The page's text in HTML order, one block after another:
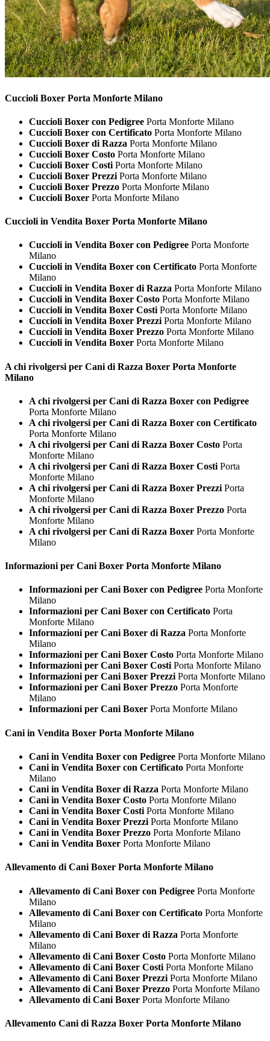
Cuccioli Boxer Porta Monforte Milano
Cuccioli Boxer con Pedigree Porta Monforte Milano
Cuccioli Boxer con Certificato Porta Monforte Milano
Cuccioli Boxer di Razza Porta Monforte Milano
Cuccioli Boxer Costo Porta Monforte Milano
Cuccioli Boxer Costi Porta Monforte Milano
Cuccioli Boxer Prezzi Porta Monforte Milano
Cuccioli Boxer Prezzo Porta Monforte Milano
Cuccioli Boxer Porta Monforte Milano
Cuccioli in Vendita Boxer Porta Monforte Milano
Cuccioli in Vendita Boxer con Pedigree Porta Monforte
Milano
Cuccioli in Vendita Boxer con Certificato Porta Monforte
Milano
Cuccioli in Vendita Boxer di Razza Porta Monforte Milano
Cuccioli in Vendita Boxer Costo Porta Monforte Milano
Cuccioli in Vendita Boxer Costi Porta Monforte Milano
Cuccioli in Vendita Boxer Prezzi Porta Monforte Milano
Cuccioli in Vendita Boxer Prezzo Porta Monforte Milano
Cuccioli in Vendita Boxer Porta Monforte Milano
A chi rivolgersi per Cani di Razza Boxer Porta Monforte
Milano
A chi rivolgersi per Cani di Razza Boxer con Pedigree
Porta Monforte Milano
A chi rivolgersi per Cani di Razza Boxer con Certificato
Porta Monforte Milano
A chi rivolgersi per Cani di Razza Boxer Costo Porta
Monforte Milano
A chi rivolgersi per Cani di Razza Boxer Costi Porta
Monforte Milano
A chi rivolgersi per Cani di Razza Boxer Prezzi Porta
Monforte Milano
A chi rivolgersi per Cani di Razza Boxer Prezzo Porta
Monforte Milano
A chi rivolgersi per Cani di Razza Boxer Porta Monforte
Milano
Informazioni per Cani Boxer Porta Monforte Milano
Informazioni per Cani Boxer con Pedigree Porta Monforte
Milano
Informazioni per Cani Boxer con Certificato Porta
Monforte Milano
Informazioni per Cani Boxer di Razza Porta Monforte
Milano
Informazioni per Cani Boxer Costo Porta Monforte Milano
Informazioni per Cani Boxer CostiPorta Monforte Milano
Informazioni per Cani Boxer PrezziPorta Monforte Milano
Informazioni per Cani Boxer Prezzo Porta Monforte
Milano
Informazioni per Cani Boxer Porta Monforte Milano
Cani in Vendita Boxer Porta Monforte Milano
Cani in Vendita Boxer con Pedigree Porta Monforte Milano
Cani in Vendita Boxer con Certificato Porta Monforte
Milano
Cani in Vendita Boxer di Razza Porta Monforte Milano
Cani in Vendita Boxer Costo Porta Monforte Milano
Cani in Vendita Boxer Costi Porta Monforte Milano
Cani in Vendita Boxer Prezzi Porta Monforte Milano
Cani in Vendita Boxer Prezzo Porta Monforte Milano
Cani in Vendita Boxer Porta Monforte Milano
Allevamento di Cani Boxer Porta Monforte Milano
Allevamento di Cani Boxer con Pedigree Porta Monforte
Milano
Allevamento di Cani Boxer con Certificato Porta Monforte
Milano
Allevamento di Cani Boxer di Razza Porta Monforte
Milano
Allevamento di Cani Boxer Costo Porta Monforte Milano
Allevamento di Cani Boxer Costi Porta Monforte Milano
Allevamento di Cani Boxer Prezzi Porta Monforte Milano
Allevamento di Cani Boxer Prezzo Porta Monforte Milano
Allevamento di Cani Boxer Porta Monforte Milano
Allevamento Cani di Razza Boxer Porta Monforte Milano